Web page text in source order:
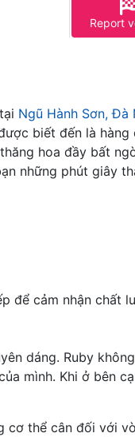
Report
Ngũ Hành Sơn, Đà
biết đến là hàng
hoa đầy bất
những phút giây
để cảm nhận chất
dáng. Ruby
mình. Khi ở bên
cơ thể cân đối với